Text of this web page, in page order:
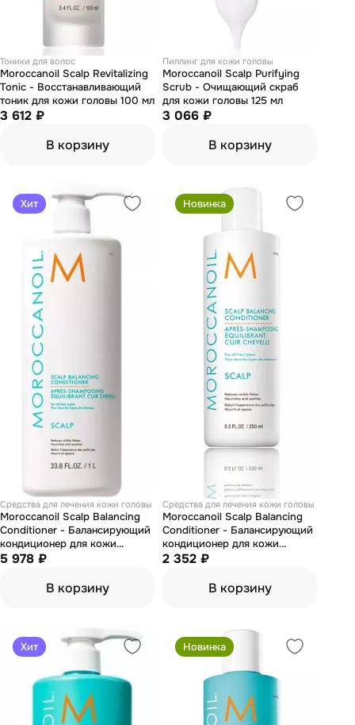
Тоники для волос
Moroccanoil Scalp Revitalizing
Tonic - Восстанавливающий
тоник для кожи головы 100 мл
3 612 ₽
В корзину
Пиллинг для кожи головы
Moroccanoil Scalp Purifying
Scrub - Очищающий скраб
для кожи головы 125 мл
3 066 ₽
В корзину
Хит
Средства для лечения кожи головы
Moroccanoil Scalp Balancing
Conditioner - Балансирующий
кондиционер для кожи
головы 1000 мл
5 978 ₽
В корзину
Новинка
Средства для лечения кожи головы
Moroccanoil Scalp Balancing
Conditioner - Балансирующий
кондиционер для кожи
головы 250 мл
2 352 ₽
В корзину
Хит Новинка